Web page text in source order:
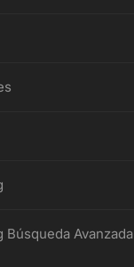
Avanzada